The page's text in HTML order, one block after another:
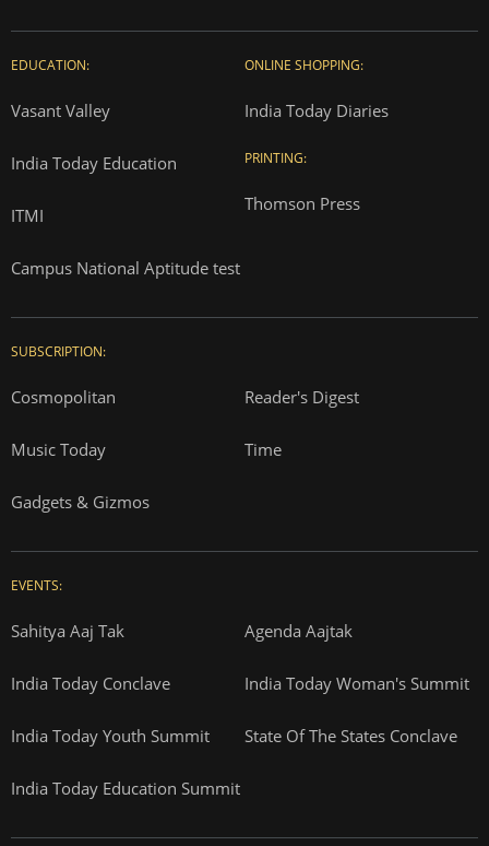
EDUCATION:
Vasant Valley
India Today Education
ITMI
Campus National Aptitude test
ONLINE SHOPPING:
India Today Diaries
PRINTING:
Thomson Press
SUBSCRIPTION:
Cosmopolitan Reader's Digest
Music Today Time
Gadgets & Gizmos
EVENTS:
Sahitya Aaj Tak Agenda Aajtak
India Today Conclave India Today Woman's Summit
India Today Youth Summit State Of The States Conclave
India Today Education Summit